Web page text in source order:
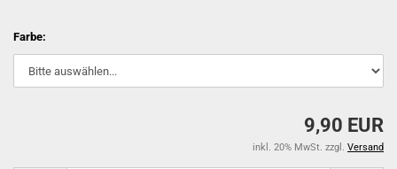
Farbe:
9,90 EUR
inkl. 20% MwSt. zzgl. Versand